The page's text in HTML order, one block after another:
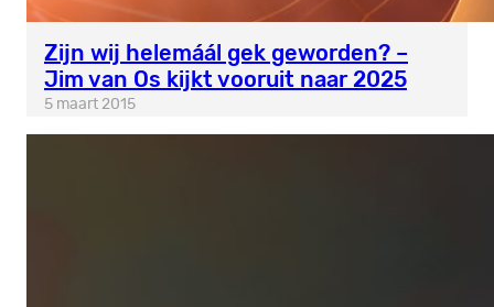
Zijn wij helemáál gek geworden? –
Jim van Os kijkt vooruit naar 2025
5 maart 2015